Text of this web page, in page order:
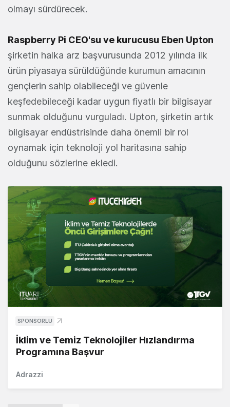
olmayı sürdürecek.
Raspberry Pi CEO'su ve kurucusu Eben Upton
şirketin halka arz başvurusunda 2012 yılında ilk
ürün piyasaya sürüldüğünde kurumun amacının
gençlerin sahip olabileceği ve güvenle
keşfedebileceği kadar uygun fiyatlı bir bilgisayar
sunmak olduğunu vurguladı. Upton, şirketin artık
bilgisayar endüstrisinde daha önemli bir rol
oynamak için teknoloji yol haritasına sahip
olduğunu sözlerine ekledi.
SPONSORLU
İklim ve Temiz Teknolojiler Hızlandırma
Programına Başvur
Adrazzi